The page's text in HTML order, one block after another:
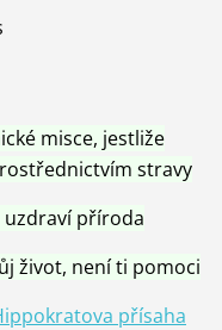
misce, jestliže
stravy
uzdraví příroda
život, není ti pomoci
přísaha